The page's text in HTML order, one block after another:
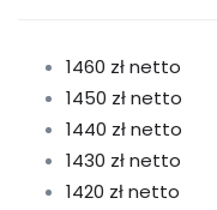
1460 zł netto
1450 zł netto
1440 zł netto
1430 zł netto
1420 zł netto